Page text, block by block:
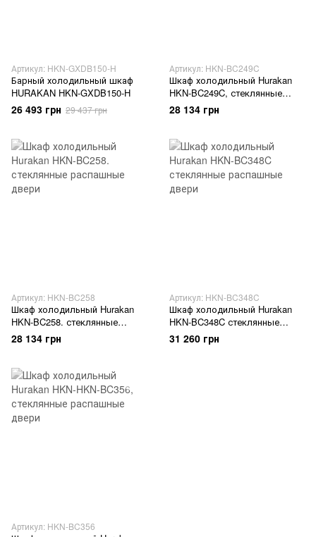
Артикул: HKN-GXDB150-H
Барный холодильный шкаф
HURAKAN HKN-GXDB150-H
26 493 грн 29 437 грн
Артикул: HKN-BC249C
Шкаф холодильный Hurakan
HKN-BC249C, стеклянные
распашные двери
28 134 грн
Артикул: HKN-BC258
Шкаф холодильный Hurakan
HKN-BC258. стеклянные
распашные двери
28 134 грн
Артикул: HKN-BC348C
Шкаф холодильный Hurakan
HKN-BC348C стеклянные
распашные двери
31 260 грн
Артикул: HKN-BC356